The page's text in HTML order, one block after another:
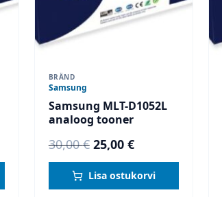
BRÄND
Samsung
Samsung MLT-D1052L
analoog tooner
30,00€ Algne
hind
oli:
25,00 €Current
price
is:
Lisa ostukorvi